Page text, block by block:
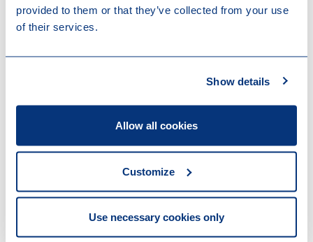
provided to them or that they’ve collected from your use
of their services.
Show details
Allow all cookies
Customize
Use necessary cookies only
Contact us